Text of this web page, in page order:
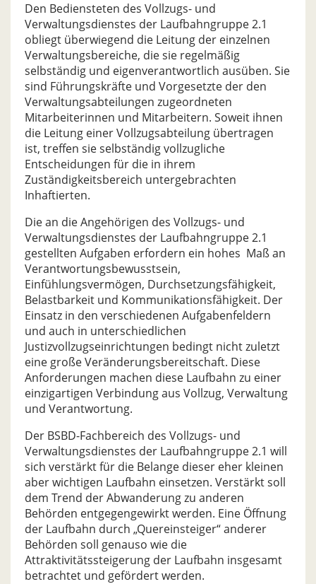
Den Bediensteten des Vollzugs- und
Verwaltungsdienstes der Laufbahngruppe 2.1
obliegt überwiegend die Leitung der einzelnen
Verwaltungsbereiche, die sie regelmäßig
selbständig und eigenverantwortlich ausüben. Sie
sind Führungskräfte und Vorgesetzte der den
Verwaltungsabteilungen zugeordneten
Mitarbeiterinnen und Mitarbeitern. Soweit ihnen
die Leitung einer Vollzugsabteilung übertragen
ist, treffen sie selbständig vollzugliche
Entscheidungen für die in ihrem
Zuständigkeitsbereich untergebrachten
Inhaftierten.
Die an die Angehörigen des Vollzugs- und
Verwaltungsdienstes der Laufbahngruppe 2.1
gestellten Aufgaben erfordern ein hohes Maß an
Verantwortungsbewusstsein,
Einfühlungsvermögen, Durchsetzungsfähigkeit,
Belastbarkeit und Kommunikationsfähigkeit. Der
Einsatz in den verschiedenen Aufgabenfeldern
und auch in unterschiedlichen
Justizvollzugseinrichtungen bedingt nicht zuletzt
eine große Veränderungsbereitschaft. Diese
Anforderungen machen diese Laufbahn zu einer
einzigartigen Verbindung aus Vollzug, Verwaltung
und Verantwortung.
Der BSBD-Fachbereich des Vollzugs- und
Verwaltungsdienstes der Laufbahngruppe 2.1 will
sich verstärkt für die Belange dieser eher kleinen
aber wichtigen Laufbahn einsetzen. Verstärkt soll
dem Trend der Abwanderung zu anderen
Behörden entgegengewirkt werden. Eine Öffnung
der Laufbahn durch „Quereinsteiger“ anderer
Behörden soll genauso wie die
Attraktivitätssteigerung der Laufbahn insgesamt
betrachtet und gefördert werden.